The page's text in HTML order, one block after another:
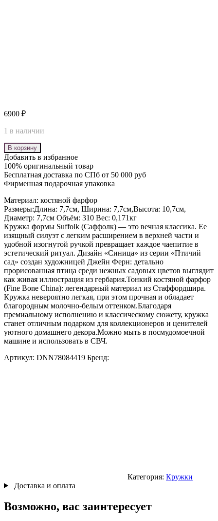
6900 ₽
1 в наличии
В корзину
Добавить в избранное
100% оригинальный товар
Бесплатная доставка по СПб от 50 000 руб
Фирменная подарочная упаковка
Материал: костяной фарфор
Размеры:Длина: 7,7см, Ширина: 7,7см,Высота: 10,7см,
Диаметр: 7,7см Объём: 310 Вес: 0,171кг
Кружка формы Suffolk (Саффолк) — это вечная классика. Ее
изящный силуэт с легким расширением в верхней части и
удобной изогнутой ручкой превращает каждое чаепитие в
эстетический ритуал. Дизайн «Синица» из серии «Птичий
сад» создан художницей Джейн Ферн: детально
прорисованная птица среди нежных садовых цветов выглядит
как живая иллюстрация из гербария.Тонкий костяной фарфор
(Fine Bone China): легендарный материал из Стаффордшира.
Кружка невероятно легкая, при этом прочная и обладает
благородным молочно-белым оттенком.Благодаря
премиальному исполнению и классическому сюжету, кружка
станет отличным подарком для коллекционеров и ценителей
уютного домашнего декора.Можно мыть в посмудомоечной
машине и использовать в СВЧ.
Артикул: DNN78084419 Бренд:
Категория: Кружки
Доставка и оплата
Возможно, вас заинтересует